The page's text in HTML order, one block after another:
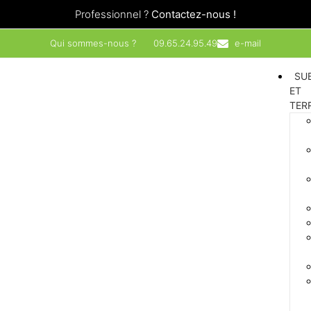
Professionnel ? Contactez-nous !
Qui sommes-nous ? 09.65.24.95.49 e-mail
ET